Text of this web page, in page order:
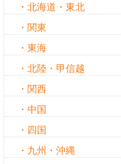
・北海道・東北
・関東
・東海
・北陸・甲信越
・関西
・中国
・四国
・九州・沖縄